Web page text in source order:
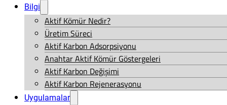
Bilgi
Aktif Kömür Nedir?
Üretim Süreci
Aktif Karbon Adsorpsiyonu
Anahtar Aktif Kömür Göstergeleri
Aktif Karbon Değişimi
Aktif Karbon Rejenerasyonu
Uygulamalar